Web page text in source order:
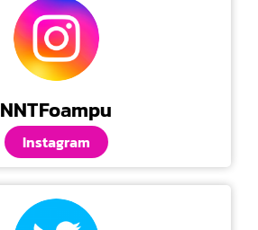
NNTFoampu
Instagram